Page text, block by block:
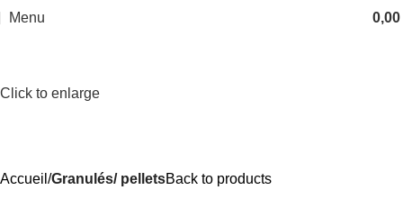
Menu 0,00
Click to enlarge
Accueil Granulés/ pelletsBack to products